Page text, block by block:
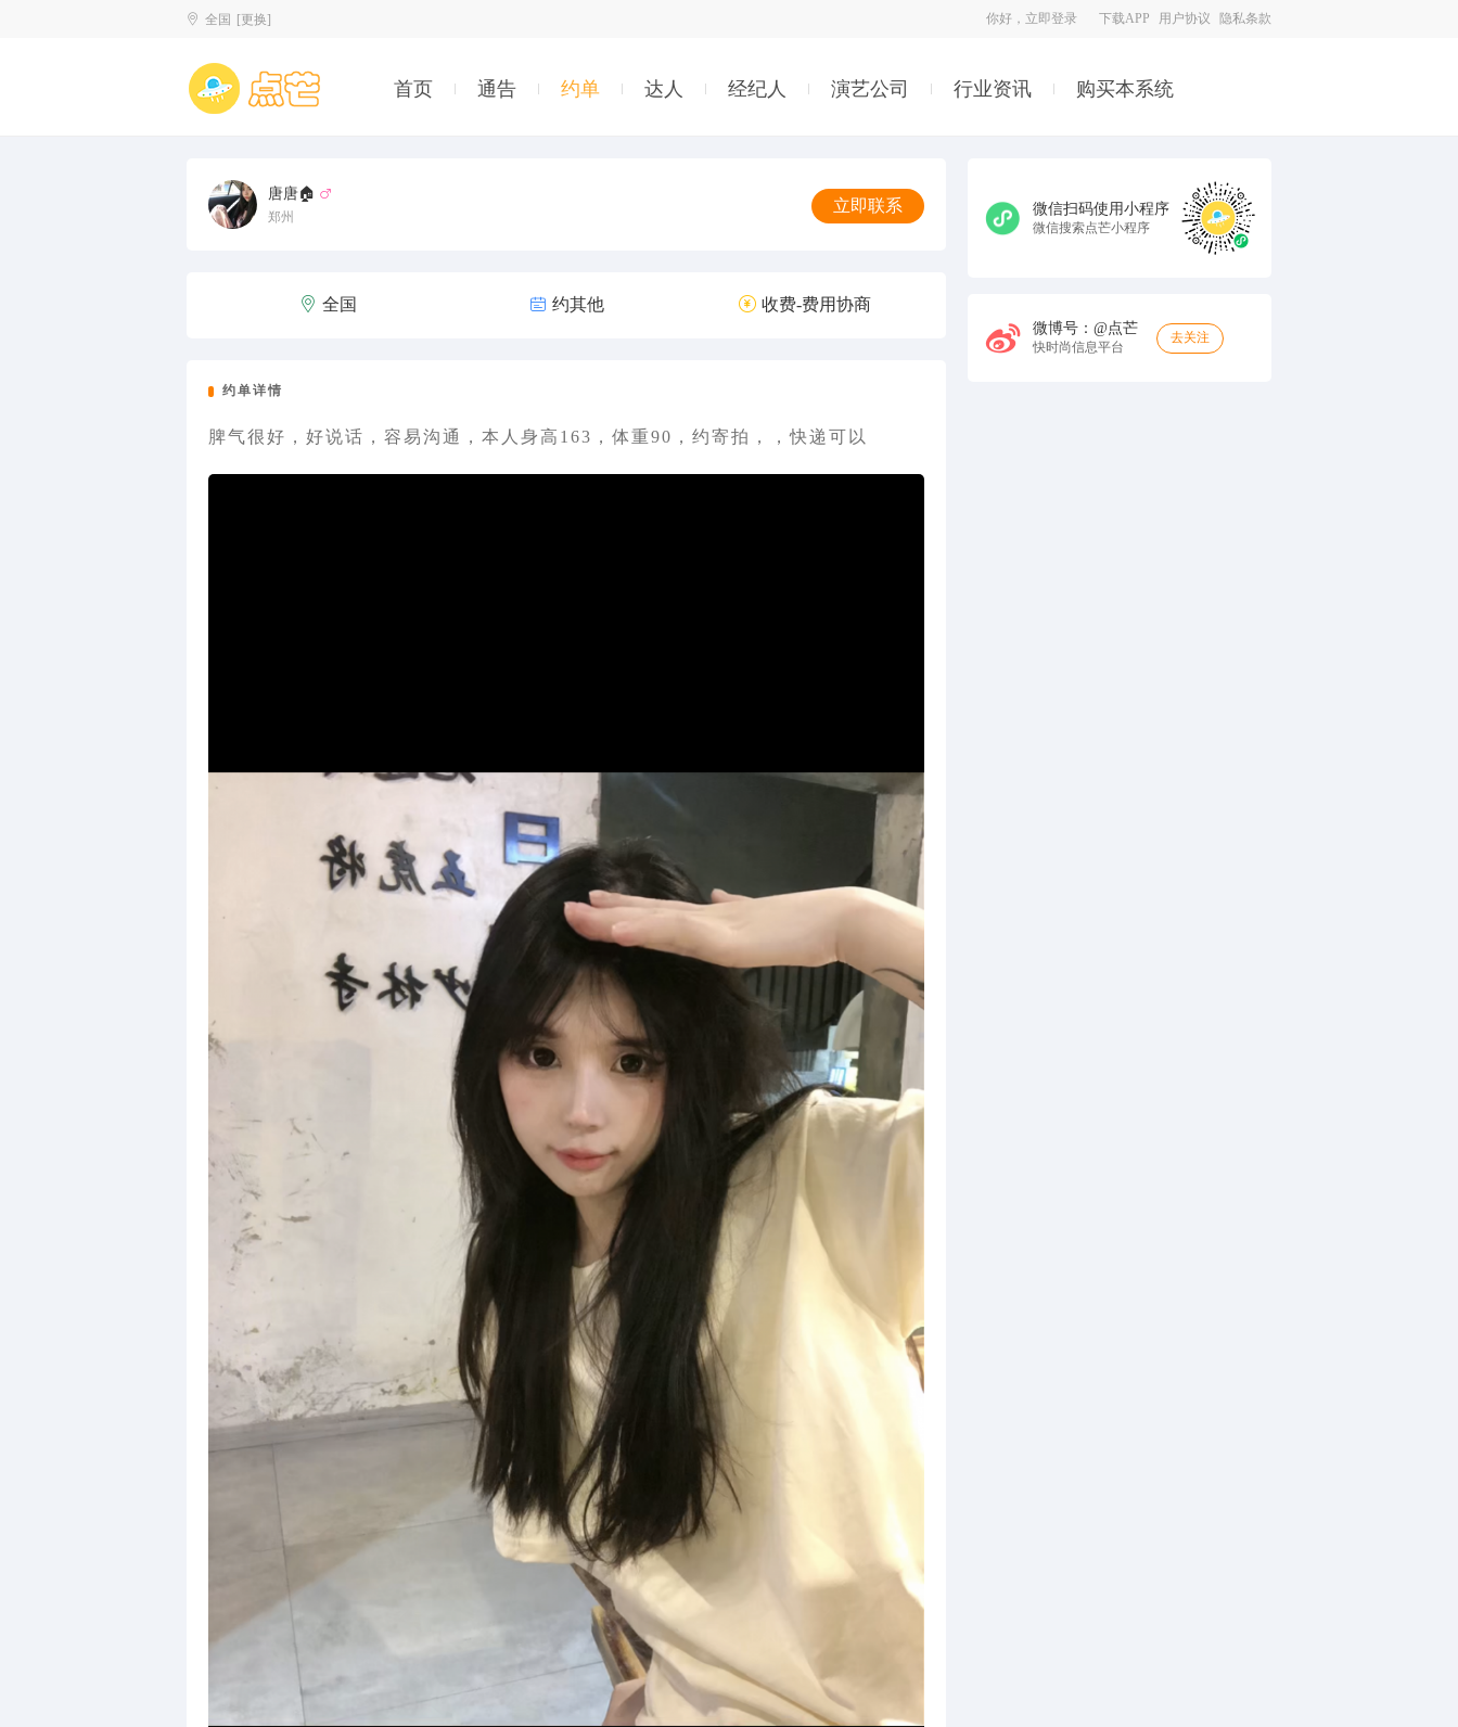
全国 [更换] 下载APP 用户协议 隐私条款
你好，立即登录
首页 通告 约单 达人 经纪人 演艺公司 行业资讯 购买本系统
唐唐🏠 
郑州
立即联系
 全国  约其他  收费-费用协商
约单详情
脾气很好，好说话，容易沟通，本人身高163，体重90，约寄拍，，快递可以
微信扫码使用小程序
微信搜索点芒小程序
微博号：@点芒
快时尚信息平台
去关注